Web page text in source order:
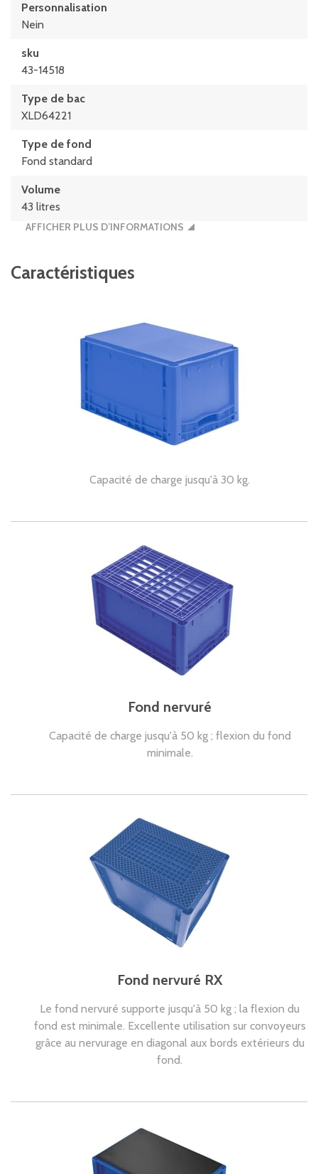
Personnalisation
Nein
sku
43-14518
Type de bac
XLD64221
Type de fond
Fond standard
Volume
43 litres
AFFICHER PLUS D’INFORMATIONS
Caractéristiques
Capacité de charge jusqu'à 30 kg.
Fond nervuré
Capacité de charge jusqu'à 50 kg ; flexion du fond
minimale.
Fond nervuré RX
Le fond nervuré supporte jusqu'à 50 kg ; la flexion du
fond est minimale. Excellente utilisation sur convoyeurs
grâce au nervurage en diagonal aux bords extérieurs du
fond.